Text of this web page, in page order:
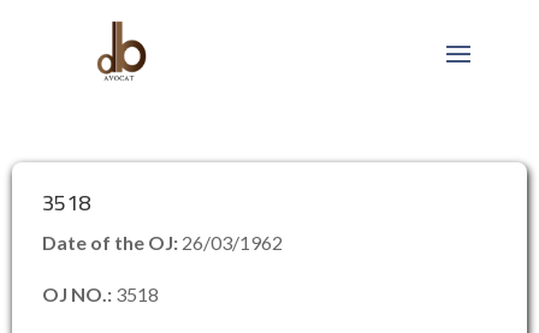
3518
Date of the OJ: 26/03/1962
OJ NO.: 3518